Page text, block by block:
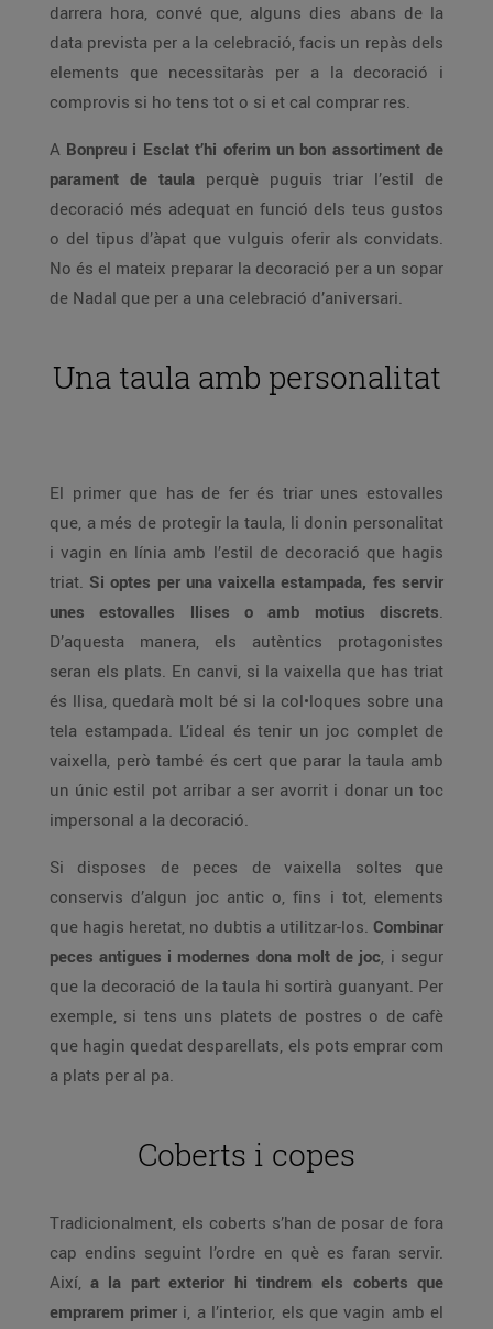
darrera hora, convé que, alguns dies abans de la
data prevista per a la celebració, facis un repàs dels
elements que necessitaràs per a la decoració i
comprovis si ho tens tot o si et cal comprar res.
A Bonpreu i Esclat t’hi oferim un bon assortiment de
parament de taula perquè puguis triar l’estil de
decoració més adequat en funció dels teus gustos
o del tipus d’àpat que vulguis oferir als convidats.
No és el mateix preparar la decoració per a un sopar
de Nadal que per a una celebració d’aniversari.
Una taula amb personalitat
El primer que has de fer és triar unes estovalles
que, a més de protegir la taula, li donin personalitat
i vagin en línia amb l’estil de decoració que hagis
triat. Si optes per una vaixella estampada, fes servir
unes estovalles llises o amb motius discrets.
D’aquesta manera, els autèntics protagonistes
seran els plats. En canvi, si la vaixella que has triat
és llisa, quedarà molt bé si la col•loques sobre una
tela estampada. L’ideal és tenir un joc complet de
vaixella, però també és cert que parar la taula amb
un únic estil pot arribar a ser avorrit i donar un toc
impersonal a la decoració.
Si disposes de peces de vaixella soltes que
conservis d’algun joc antic o, fins i tot, elements
que hagis heretat, no dubtis a utilitzar-los. Combinar
peces antigues i modernes dona molt de joc, i segur
que la decoració de la taula hi sortirà guanyant. Per
exemple, si tens uns platets de postres o de cafè
que hagin quedat desparellats, els pots emprar com
a plats per al pa.
Coberts i copes
Tradicionalment, els coberts s’han de posar de fora
cap endins seguint l’ordre en què es faran servir.
Així, a la part exterior hi tindrem els coberts que
emprarem primer i, a l’interior, els que vagin amb el